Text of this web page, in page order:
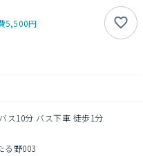
5,500円
ス10分 バス下車 徒歩1分
る野003